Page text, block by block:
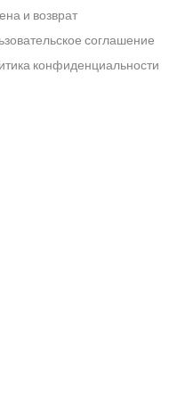
и возврат
соглашение
конфиденциальности